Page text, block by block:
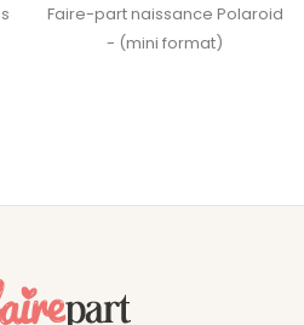
Faire-part naissance Polaroid
- (mini format)